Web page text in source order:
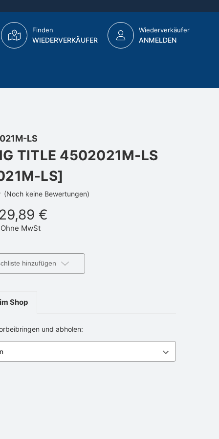
Finden
WIEDERVERKÄUFER
Wiederverkäufer
ANMELDEN
LS
TITLE 4502021M-LS
LS]
(Noch keine Bewertungen)
€
Ohne MwSt
hinzufügen
Shop
und abholen: